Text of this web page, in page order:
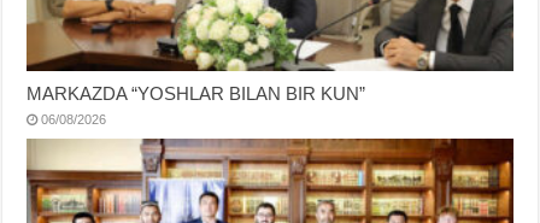
MARKAZDA “YOSHLAR BILAN BIR KUN”
06/08/2026